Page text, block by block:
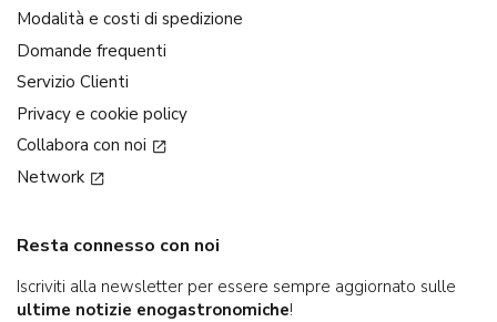
Modalità e costi di spedizione
Domande frequenti
Servizio Clienti
Privacy e cookie policy
Collabora con noi
Network
Resta connesso con noi
Iscriviti alla newsletter per essere sempre aggiornato sulle
ultime notizie enogastronomiche!